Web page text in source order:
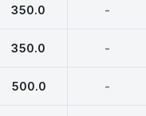
350.0 -
350.0 -
500.0 -